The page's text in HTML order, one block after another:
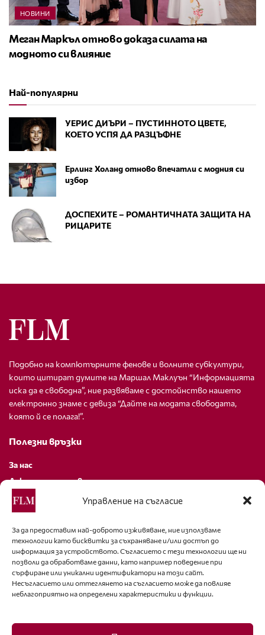
Управление на съгласие
За да предоставим най-доброто изживяване, ние използваме
технологии като бисквитки за съхраняване и/или достъп до
информация за устройството. Съгласието с тези технологии ще ни
позволи да обработваме данни, като например поведение при
сърфиране или уникални идентификатори на този сайт.
Несъгласието или оттеглянето на съгласието може да повлияе
неблагоприятно на определени характеристики и функции.
НОВИНИ
Меган Маркъл отново доказа силата на
модното си влияние
Най-популярни
УЕРИС ДИЪРИ – ПУСТИННОТО ЦВЕТЕ,
КОЕТО УСПЯ ДА РАЗЦЪФНЕ
Ерлинг Холанд отново впечатли с модния си
избор
ДОСПЕХИТЕ – РОМАНТИЧНАТА ЗАЩИТА НА
РИЦАРИТЕ
Подобно на компютърните фенове и волните субкултури,
които цитират думите на Маршал Маклуън “Информацията
иска да е свободна”, ние развяваме с достойнство нашето
електронно знаме с девиза “Дайте на модата свободата,
която й се полага!”.
Полезни връзки
За нас
Декларация за поверителност
Политика за бисквитки
За контакти
editor@fashion-lifestyle.net
+359 88 227 33 47
Последвайте ни
Facebook